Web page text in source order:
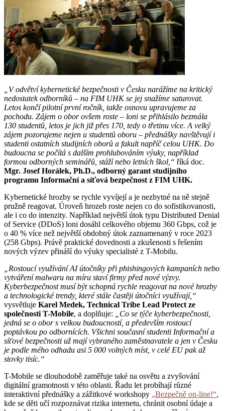
„V odvětví kybernetické bezpečnosti v Česku narážíme na kritický
nedostatek odborníků – na FIM UHK se jej snažíme saturovat.
Letos končí pilotní první ročník, takže osnovu upravujeme za
pochodu. Zájem o obor ovšem roste – loni se přihlásilo bezmála
130 studentů, letos je jich již přes 170, tedy o třetinu více. A velký
zájem pozorujeme nejen u studentů oboru – přednášky navštěvují i
studenti ostatních studijních oborů a fakult napříč celou UHK. Do
budoucna se počítá s dalším prohlubováním výuky, například
formou odborných seminářů, stáží nebo letních škol,“ říká doc.
Mgr. Josef Horálek, Ph.D., odborný garant studijního
programu Informační a síťová bezpečnost z FIM UHK.
Kybernetické hrozby se rychle vyvíjejí a je nezbytné na ně stejně
pružně reagovat. Úroveň hrozeb roste nejen co do sofistikovanosti,
ale i co do intenzity. Například největší útok typu Distributed Denial
of Service (DDoS) loni dosáhl celkového objemu 360 Gbps, což je
o 40 % více než největší obdobný útok zaznamenaný v roce 2023
(258 Gbps). Právě praktické dovednosti a zkušenosti s řešením
nových výzev přináší do výuky specialisté z T-Mobilu.
„Rostoucí využívání AI útočníky při phishingových kampaních nebo
vytváření malwaru na míru staví firmy před nové výzvy.
Kyberbezpečnost musí být schopná rychle reagovat na nové hrozby
a technologické trendy, které stále častěji útočníci využívají,“
vysvětluje Karel Medek, Technical Tribe Lead Protect ze
společnosti T-Mobile, a doplňuje:
„Co se týče kyberbezpečnosti,
jedná se o obor s velkou budoucností, a především rostoucí
poptávkou po odbornících. Všichni současní studenti Informační a
síťové bezpečnosti už mají vybraného zaměstnavatele a jen v Česku
je podle mého odhadu asi 5 000 volných míst, v celé EU pak až
stovky tisíc.“
T-Mobile se dlouhodobě zaměřuje také na osvětu a zvyšování
digitální gramotnosti v této oblasti. Řadu let probíhají různé
interaktivní přednášky a zážitkové workshopy „Bezpečně on-line!“,
kde se děti učí rozpoznávat rizika internetu, chránit osobní údaje a